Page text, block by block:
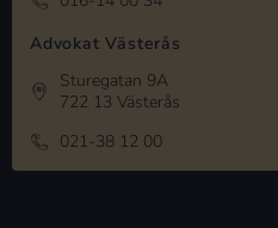
Advokat Västerås
Sturegatan 9A
722 13 Västerås
021-38 12 00